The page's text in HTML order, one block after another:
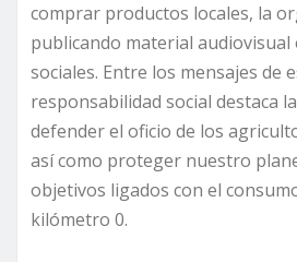
comprar productos locales, la
publicando material audiovisual
sociales. Entre los mensajes de
responsabilidad social destaca
defender el oficio de los
así como proteger nuestro
objetivos ligados con el
kilómetro 0.